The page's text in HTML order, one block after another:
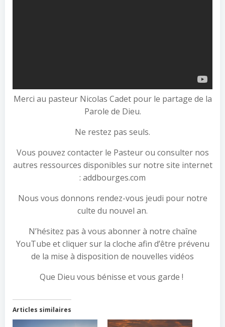
Merci au pasteur Nicolas Cadet pour le partage de la
Parole de Dieu.
Ne restez pas seuls.
Vous pouvez contacter le Pasteur ou consulter nos
autres ressources disponibles sur notre site internet
: addbourges.com
Nous vous donnons rendez-vous jeudi pour notre
culte du nouvel an.
N’hésitez pas à vous abonner à notre chaîne
YouTube et cliquer sur la cloche afin d’être prévenu
de la mise à disposition de nouvelles vidéos
Que Dieu vous bénisse et vous garde !
Articles similaires